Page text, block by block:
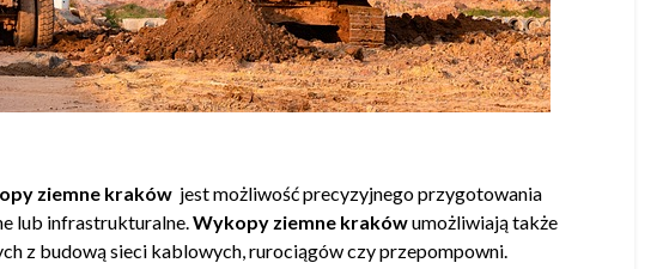
ziemne kraków jest możliwość precyzyjnego przygotowania
lub infrastrukturalne.Wykopy ziemne krakówumożliwiają także
z budową sieci kablowych, rurociągów czy przepompowni.